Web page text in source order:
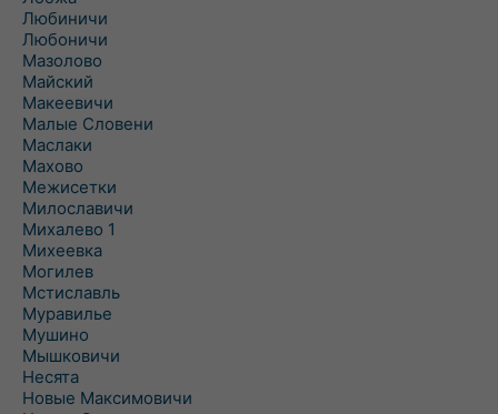
Любиничи
Любоничи
Мазолово
Майский
Макеевичи
Малые Словени
Маслаки
Махово
Межисетки
Милославичи
Михалево 1
Михеевка
Могилев
Мстиславль
Муравилье
Мушино
Мышковичи
Несята
Новые Максимовичи